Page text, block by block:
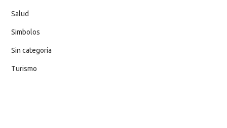
Salud
Simbolos
Sin categoría
Turismo